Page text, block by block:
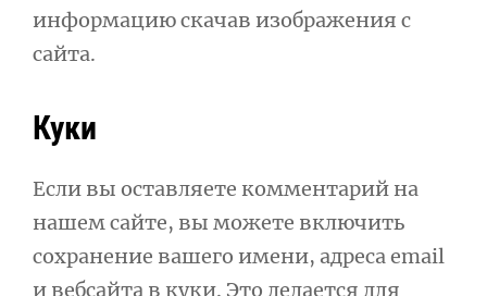
информацию скачав изображения с
сайта.
Куки
Если вы оставляете комментарий на
нашем сайте, вы можете включить
сохранение вашего имени, адреса email
и вебсайта в куки. Это делается для